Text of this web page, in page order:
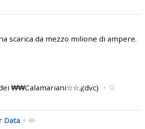
scarica da mezzo milione di ampere.
₩₩Calamariani☆☆.¡(dvc) +
Data +